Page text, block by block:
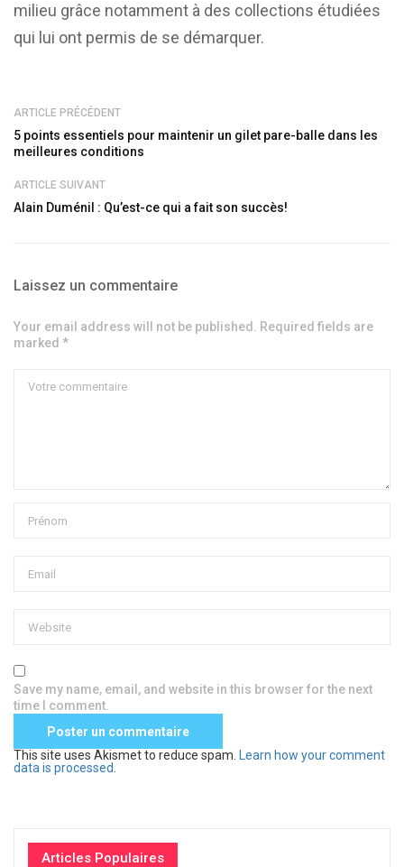
milieu grâce notamment à des collections étudiées
qui lui ont permis de se démarquer.
ARTICLE PRÉCÉDENT
5 points essentiels pour maintenir un gilet pare-balle dans les
meilleures conditions
ARTICLE SUIVANT
Alain Duménil : Qu’est-ce qui a fait son succès!
Laissez un commentaire
Your email address will not be published. Required fields are
marked *
Save my name, email, and website in this browser for the next
time I comment.
This site uses Akismet to reduce spam.
Learn how your comment
data is processed
Articles Populaires